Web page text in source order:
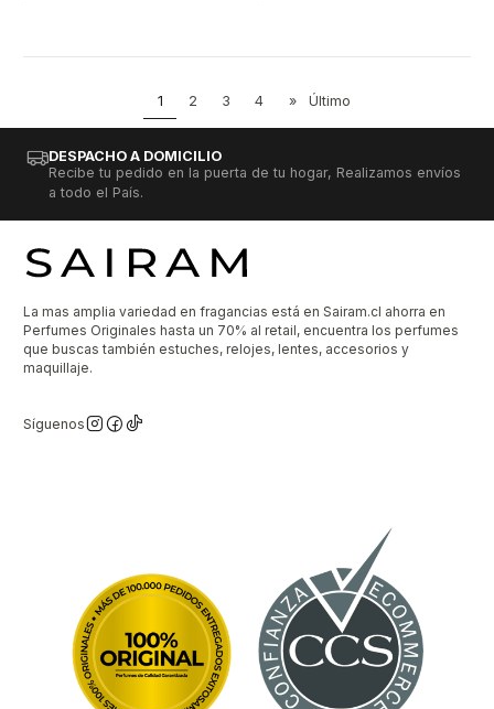
1 2 3 4 » Último
DESPACHO A DOMICILIO
Recibe tu pedido en la puerta de tu hogar, Realizamos envíos
a todo el País.
La mas amplia variedad en fragancias está en Sairam.cl ahorra en
Perfumes Originales hasta un 70% al retail, encuentra los perfumes
que buscas también estuches, relojes, lentes, accesorios y
maquillaje.
Síguenos